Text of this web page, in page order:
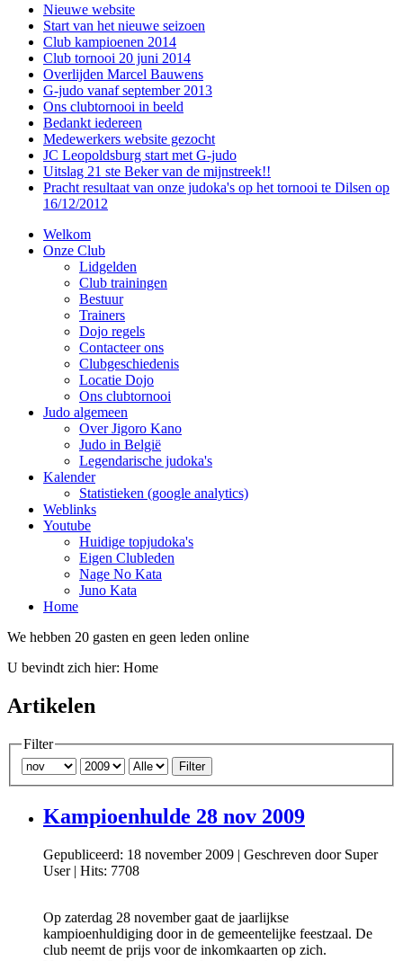
Nieuwe website
Start van het nieuwe seizoen
Club kampioenen 2014
Club tornooi 20 juni 2014
Overlijden Marcel Bauwens
G-judo vanaf september 2013
Ons clubtornooi in beeld
Bedankt iedereen
Medewerkers website gezocht
JC Leopoldsburg start met G-judo
Uitslag 21 ste Beker van de mijnstreek!!
Pracht resultaat van onze judoka's op het tornooi te Dilsen op
16/12/2012
Welkom
Onze Club
Lidgelden
Club trainingen
Bestuur
Trainers
Dojo regels
Contacteer ons
Clubgeschiedenis
Locatie Dojo
Ons clubtornooi
Judo algemeen
Over Jigoro Kano
Judo in België
Legendarische judoka's
Kalender
Statistieken (google analytics)
Weblinks
Youtube
Huidige topjudoka's
Eigen Clubleden
Nage No Kata
Juno Kata
Home
We hebben 20 gasten en geen leden online
U bevindt zich hier: Home
Artikelen
Filter
Filter
Kampioenhulde 28 nov 2009
Gepubliceerd: 18 november 2009 | Geschreven door Super
User| Hits: 7708
Op zaterdag 28 november gaat de jaarlijkse
kampioenhuldiging door in de gemeentelijke feestzaal. De
club neemt de prijs voor de inkomkaarten op zich.